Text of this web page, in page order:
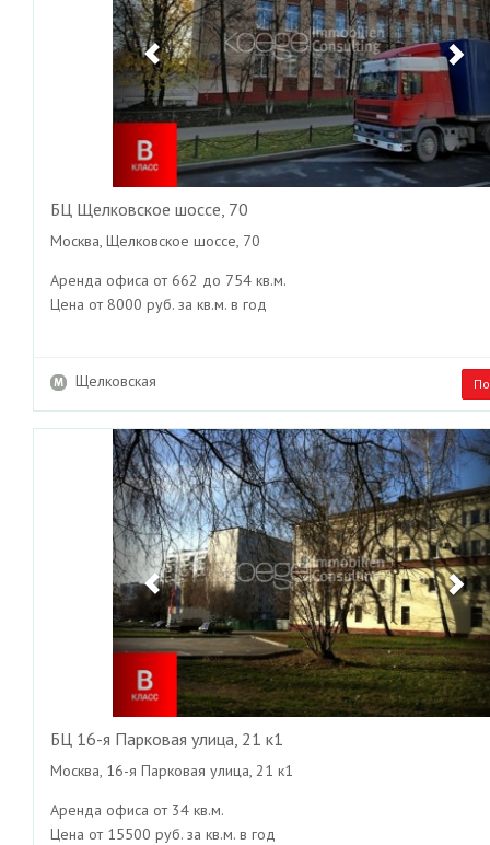
БЦ Щелковское шоссе, 70
Москва, Щелковское шоссе, 70
Аренда офиса от 662 до 754 кв.м.
Цена от 8000 руб. за кв.м. в год
Щелковская
Previous
БЦ 16-я Парковая улица, 21 к1
Москва, 16-я Парковая улица, 21 к1
Аренда офиса от 34 кв.м.
Цена от 15500 руб. за кв.м. в год